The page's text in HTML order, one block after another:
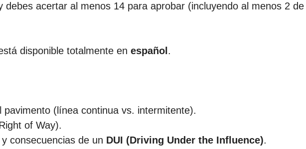
debes acertar al menos 14 para aprobar (incluyendo al menos 2
disponible totalmente en español .
pavimento (línea continua vs. intermitente).
of Way).
consecuencias de un DUI (Driving Under the Influence).